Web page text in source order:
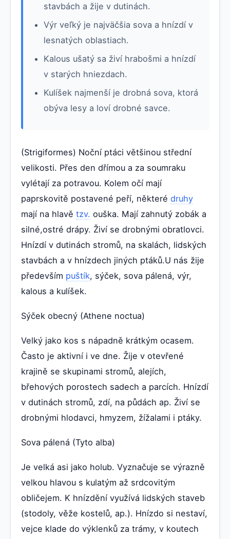
stavbách a žije v dutinách.
Výr veľký je najväčšia sova a hnízdí v
lesnatých oblastiach.
Kalous ušatý sa živí hrabošmi a hnízdí
v starých hniezdach.
Kulíšek najmenší je drobná sova, ktorá
obýva lesy a loví drobné savce.
(Strigiformes) Noční ptáci většinou střední
velikosti. Přes den dřímou a za soumraku
vylétají za potravou. Kolem očí mají
paprskovitě postavené peří, některé druhy
mají na hlavě tzv. ouška. Mají zahnutý zobák a
silné,ostré drápy. Živí se drobnými obratlovci.
Hnízdí v dutinách stromů, na skalách, lidských
stavbách a v hnízdech jiných ptáků.U nás žije
především puštík, sýček, sova pálená, výr,
kalous a kulíšek.
Sýček obecný (Athene noctua)
Velký jako kos s nápadně krátkým ocasem.
Často je aktivní i ve dne. Žije v otevřené
krajině se skupinami stromů, alejích,
břehových porostech sadech a parcích. Hnízdí
v dutinách stromů, zdí, na půdách ap. Živí se
drobnými hlodavci, hmyzem, žížalami i ptáky.
Sova pálená (Tyto alba)
Je velká asi jako holub. Vyznačuje se výrazně
velkou hlavou s kulatým až srdcovitým
obličejem. K hnízdění využívá lidských staveb
(stodoly, věže kostelů, ap.). Hnízdo si nestaví,
vejce klade do výklenků za trámy, v koutech